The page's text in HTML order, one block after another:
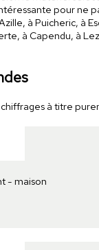
pour ne
à Puicheric, à
à Capendu, à
à titre
- maison